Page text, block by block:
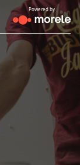
Powered by